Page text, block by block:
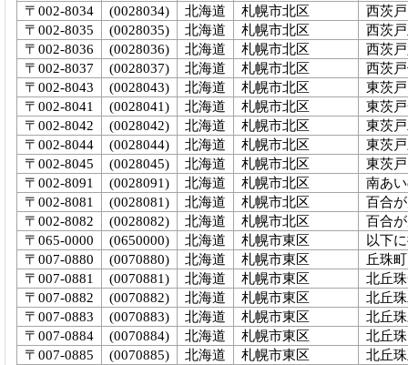
〒002-8034
(0028034) 北海道 札幌市北区
西茨
〒002-8035
(0028035) 北海道 札幌市北区
西茨
〒002-8036
(0028036) 北海道 札幌市北区
西茨
〒002-8037
(0028037) 北海道 札幌市北区
西茨
〒002-8043
(0028043) 北海道 札幌市北区
東茨戸
〒002-8041
(0028041) 北海道 札幌市北区
東茨
〒002-8042
(0028042) 北海道 札幌市北区
東茨
〒002-8044
(0028044) 北海道 札幌市北区
東茨
〒002-8045
(0028045) 北海道 札幌市北区
東茨
〒002-8091
(0028091) 北海道 札幌市北区
南あ
〒002-8081
(0028081) 北海道 札幌市北区
百合
〒002-8082
(0028082) 北海道 札幌市北区
百合
〒065-0000
(0650000) 北海道 札幌市東区
以下
〒007-0880
(0070880) 北海道 札幌市東区
丘珠町
〒007-0881
(0070881) 北海道 札幌市東区
北丘
〒007-0882
(0070882) 北海道 札幌市東区
北丘
〒007-0883
(0070883) 北海道 札幌市東区
北丘
〒007-0884
(0070884) 北海道 札幌市東区
北丘
〒007-0885
(0070885) 北海道 札幌市東区
北丘